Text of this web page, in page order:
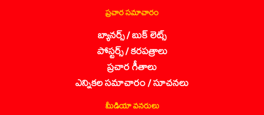
ప్రచార సమాచారం
బ్యానర్స్ / బుక్ లెట్స్
పోస్టర్స్ / కరపత్రాలు
ప్రచార గీతాలు
ఎన్నికల సమాచారం / సూచనలు
మీడియా వనరులు